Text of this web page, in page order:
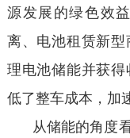
源发展的绿色效
离、电池租赁新
理电池储能并获
低了整车成本，加
从储能的角度